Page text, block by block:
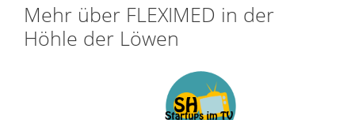
Mehr über FLEXIMED in der
Höhle der Löwen